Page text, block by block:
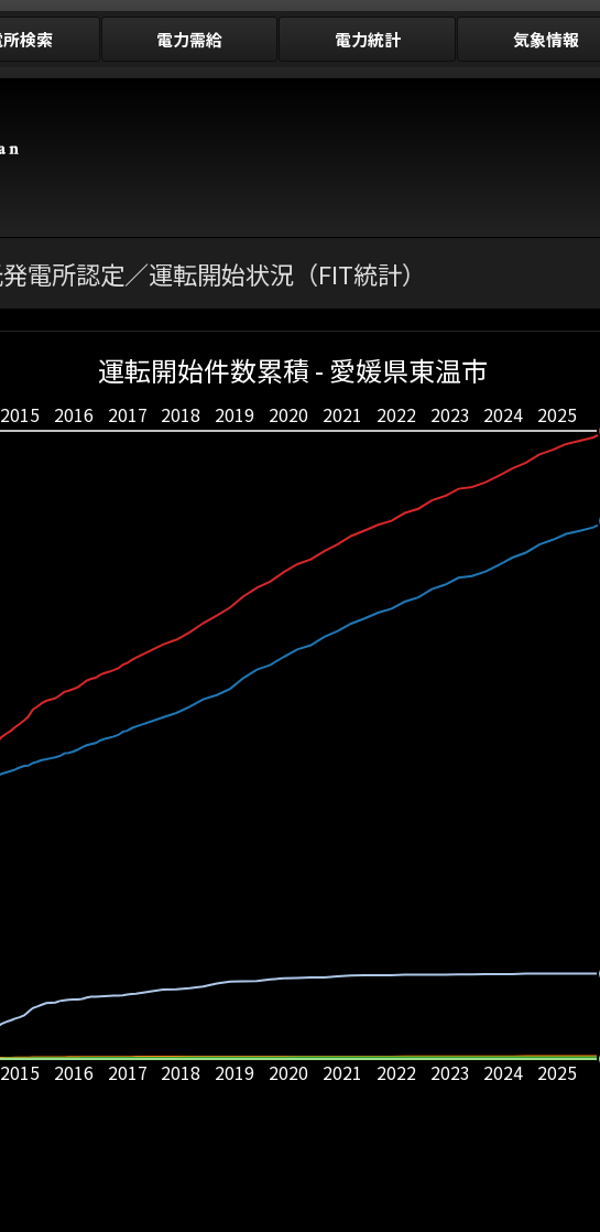
検索 電力需給 電力統計 気象情報
電所認定／運転開始状況（FIT統計）
2015 2016 2017 2018 2019 2020 2021 2022 2023 2024 2025
2015 2016 2017 2018 2019 2020 2021 2022 2023 2024 2025
運転開始件数累積 - 愛媛県東温市